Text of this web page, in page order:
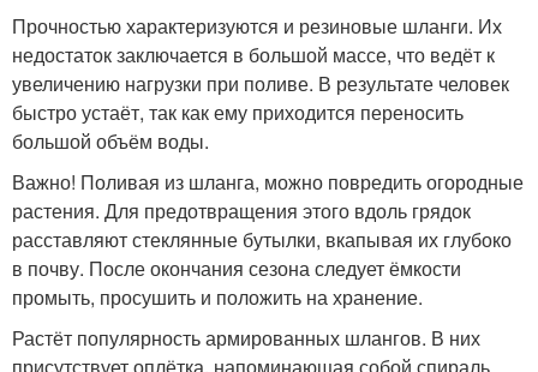
Прочностью характеризуются и резиновые шланги. Их
недостаток заключается в большой массе, что ведёт к
увеличению нагрузки при поливе. В результате человек
быстро устаёт, так как ему приходится переносить
большой объём воды.
Важно! Поливая из шланга, можно повредить огородные
растения. Для предотвращения этого вдоль грядок
расставляют стеклянные бутылки, вкапывая их глубоко
в почву. После окончания сезона следует ёмкости
промыть, просушить и положить на хранение.
Растёт популярность армированных шлангов. В них